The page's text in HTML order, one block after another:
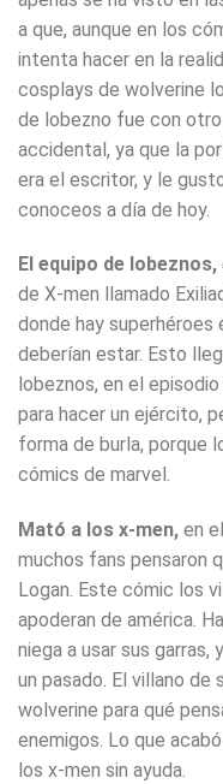
a que, aunque en los
intenta hacer en la
cosplays de wolverine
de lobezno fue con
accidental, ya que la
era el escritor, y le
conoceos a día de hoy.
El equipo de lobeznos,
de X-men llamado
donde hay
deberían estar. Esto
lobeznos, en el
para hacer un ejército,
forma de burla, porque
cómics de marvel.
Mató a los x-men, en
muchos fans pensaron
Logan. Este cómic los
apoderan de américa.
niega a usar sus
un pasado. El villano de
wolverine para qué
enemigos. Lo que
los x-men sin ayuda.